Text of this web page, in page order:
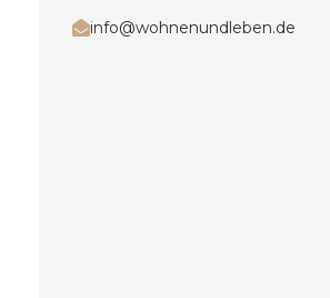
info@wohnenundleben.de